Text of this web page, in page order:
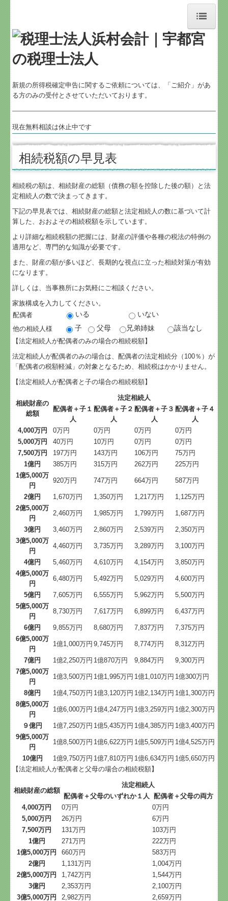
ホーム
事務所紹介
経営理念
業務案内
事務所概要
メンバー紹介
事務所の一部をご紹介
料金について
個人情報保護方針
インボイス関連リンク集
㈱ﾄﾞﾘｰﾑｻﾎﾟｰﾄｺﾝｻﾙﾃｨﾝｸﾞ
宇都宮相続サポートセンター
デジタル化・AI導入補助金
関与先向け融資商品ご紹介
経営者お役立ち情報
社長メニューASP版
経営改善オンデマンド講座
小規模企業共済制度
中小企業倒産防止共済制度
国の共済制度活用コーナー
新規の所得税確定申告に関するご依頼については、「ご紹介」があ
る方のみの受付とさせていただいております。
現在無料相談は休止中です
相続税額の早見表
相続税の額は、相続財産の総額（債務の額を控除した後の額）と法
定相続人の数で決まってきます。
下記の早見表では、相続財産の総額と法定相続人の数に基づいて計
算した、おおよその相続税額を示しています。
より詳細な相続税額の把握には、財産の評価や各種の税法の特例の
適用など、専門的な知識が必要です。
また、財産の額が多いほど、長期的な視点に立った相続対策が有効
になります。
詳しくは、当事務所にお気軽にご相談ください。
家族構成を入力してください。
配偶者
いる いない
他の相続人様 子 父母 兄弟姉妹 該当なし
【法定相続人が配偶者のみの場合の相続税額】
法定相続人が配偶者のみの場合は、配偶者の法定相続分（100％）が
「配偶者の税額軽減」の対象となるため、相続税はかかりません。
【法定相続人が配偶者と子の場合の相続税額】
相続財産の
総額
法定相続人
配偶者＋子１
人
配偶者＋子２
人
配偶者＋子３
人
配偶者＋子４
人
4,000万円
0万円 0万円 0万円
0万円
5,000万円
40万円 10万円 0万円
0万円
7,500万円
197万円 143万円 106万円
75万円
1億円
385万円 315万円 262万円
225万円
1億5,000万
円
920万円 747万円 664万円 587万円
2億円 1,670万円 1,350万円 1,217万円
1,125万円
2億5,000万
円
2,460万円 1,985万円 1,799万円 1,687万円
3億円 3,460万円 2,860万円 2,539万円
2,350万円
3億5,000万
円
4,460万円 3,735万円 3,289万円 3,100万円
4億円 5,460万円 4,610万円 4,154万円
3,850万円
4億5,000万
円
6,480万円 5,492万円 5,029万円 4,600万円
5億円 7,605万円 6,555万円 5,962万円
5,500万円
5億5,000万
円
8,730万円 7,617万円 6,899万円 6,437万円
6億円 9,855万円 8,680万円 7,837万円
7,375万円
6億5,000万
円
1億1,000万円 9,745万円 8,774万円 8,312万円
7億円 1億2,250万円 1億870万円 9,884万円
9,300万円
7億5,000万
円
1億3,500万円 1億1,995万円 1億1,010万円 1億300万円
8億円 1億4,750万円 1億3,120万円 1億2,134万円 1億1,300万円
8億5,000万
円
1億6,000万円 1億4,247万円 1億3,259万円 1億2,300万円
９億円 1億7,250万円 1億5,435万円 1億4,385万円 1億3,400万円
9億5,000万
円
1億8,500万円 1億6,622万円 1億5,509万円 1億4,525万円
10億円 1億9,750万円 1億7,810万円 1億6,634万円 1億5,650万円
【法定相続人が配偶者と父母の場合の相続税額】
相続財産の総額
法定相続人
配偶者＋父母のいずれか１人
配偶者＋父母の両方
4,000万円
0万円
0万円
5,000万円
26万円
6万円
7,500万円
131万円
103万円
1億円
271万円
222万円
1億5,000万円
660万円
583万円
2億円
1,131万円
1,004万円
2億5,000万円
1,742万円
1,544万円
3億円
2,353万円
2,100万円
3億5,000万円
2,982万円
2,659万円